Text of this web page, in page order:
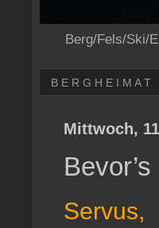
Berg/Fels/Ski/
B E R G H E I M A T
Mittwoch,
Servus,